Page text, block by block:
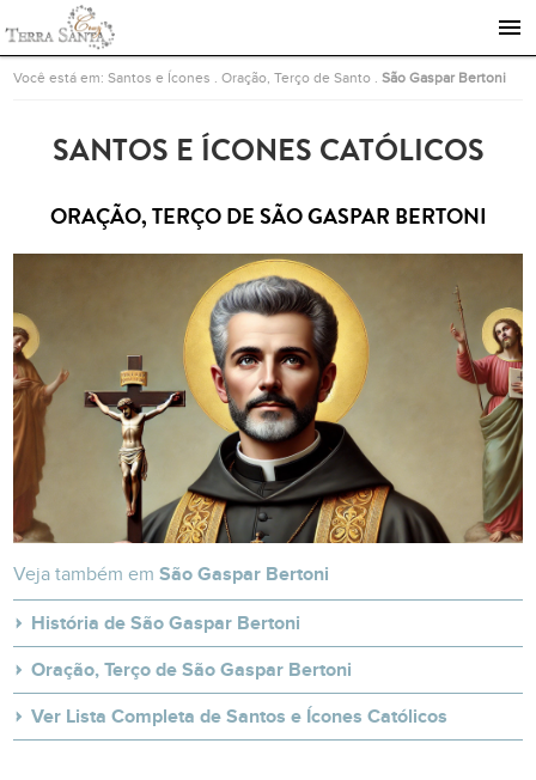
Ir para a página inicial
Você está em:Santos e Ícones .Oração, Terço de Santo .São Gaspar Bertoni
SANTOS E ÍCONES CATÓLICOS
ORAÇÃO, TERÇO DE SÃO GASPAR BERTONI
Veja também emSão Gaspar Bertoni
História de São Gaspar Bertoni
Oração, Terço de São Gaspar Bertoni
Ver Lista Completa de Santos e Ícones Católicos